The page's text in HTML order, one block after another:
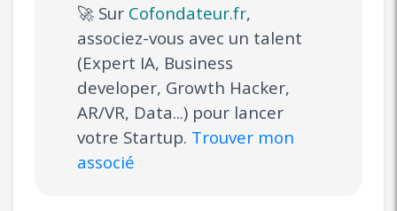
🚀 Sur Cofondateur.fr,
associez-vous avec un talent
(Expert IA, Business
developer, Growth Hacker,
AR/VR, Data...) pour lancer
votre Startup. Trouver mon
associé